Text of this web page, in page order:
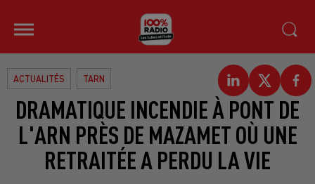
ACTUALITÉS TARN
DRAMATIQUE INCENDIE À PONT DE
L'ARN PRÈS DE MAZAMET OÙ UNE
RETRAITÉE A PERDU LA VIE